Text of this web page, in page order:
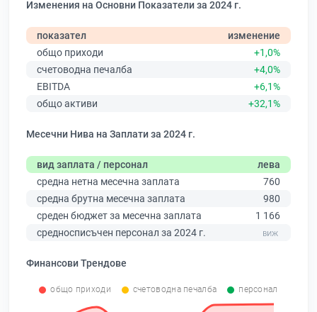
Изменения на Основни Показатели за 2024 г.
показател
изменение
общо приходи
+1,0%
счетоводна печалба
+4,0%
EBITDA
+6,1%
общо активи
+32,1%
Месечни Нива на Заплати за 2024 г.
вид заплата / персонал
лева
средна нетна месечна заплата
760
средна брутна месечна заплата
980
среден бюджет за месечна заплата
1 166
средносписъчен персонал за 2024 г.
Финансови Трендове
общо приходи счетоводна печалба персонал